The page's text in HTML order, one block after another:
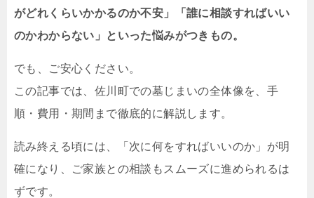
がどれくらいかかるのか不安」「誰に相談すればいい
のかわからない」といった悩みがつきもの。
でも、ご安心ください。
この記事では、佐川町での墓じまいの全体像を、手
順・費用・期間まで徹底的に解説します。
読み終える頃には、「次に何をすればいいのか」が明
確になり、ご家族との相談もスムーズに進められるは
ずです。